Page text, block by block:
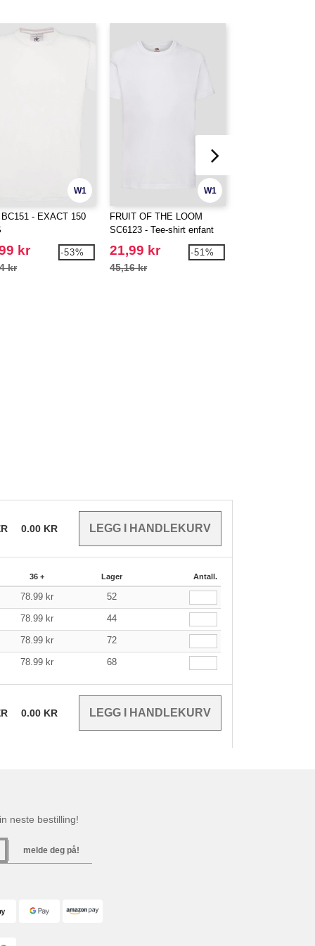
W1
BC151 - EXACT 150
kr
kr
-53%
W1
FRUIT OF THE LOOM
SC6123 - Tee-shirt enfant
21,99 kr
45,16 kr
-51%
0.00 KR
36 + Lager Antall.
78.99 kr 52
78.99 kr 44
78.99 kr 72
78.99 kr 68
0.00 KR
neste bestilling!
melde deg på!